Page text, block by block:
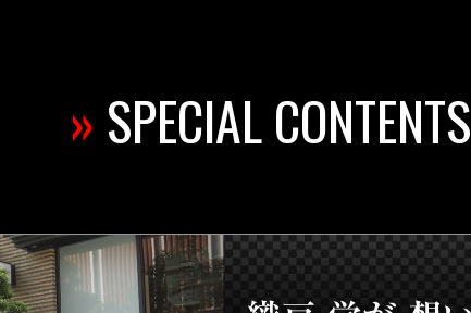
» SPECIAL CONTENTS